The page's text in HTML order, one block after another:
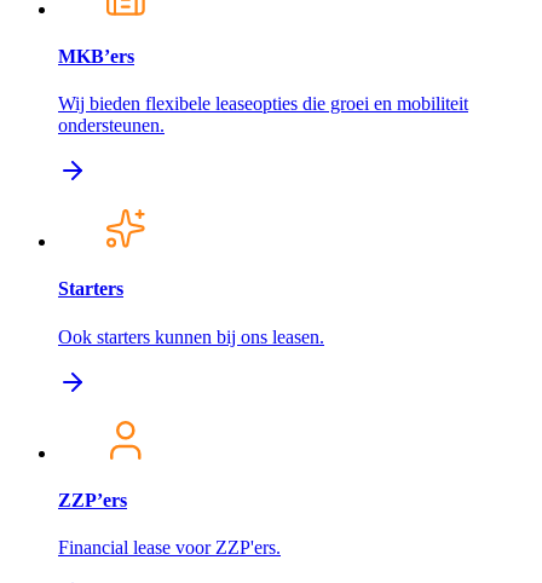
MKB’ers
Wij bieden flexibele leaseopties die groei en mobiliteit
ondersteunen.
Starters
Ook starters kunnen bij ons leasen.
ZZP’ers
Financial lease voor ZZP'ers.